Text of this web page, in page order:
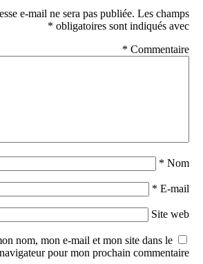
e-mail ne sera pas publiée. Les champs
obligatoires sont indiqués avec
*
Commentaire
*
Nom
*
E-mail
*
Site web
nom, mon e-mail et mon site dans le
navigateur pour mon prochain commentaire.